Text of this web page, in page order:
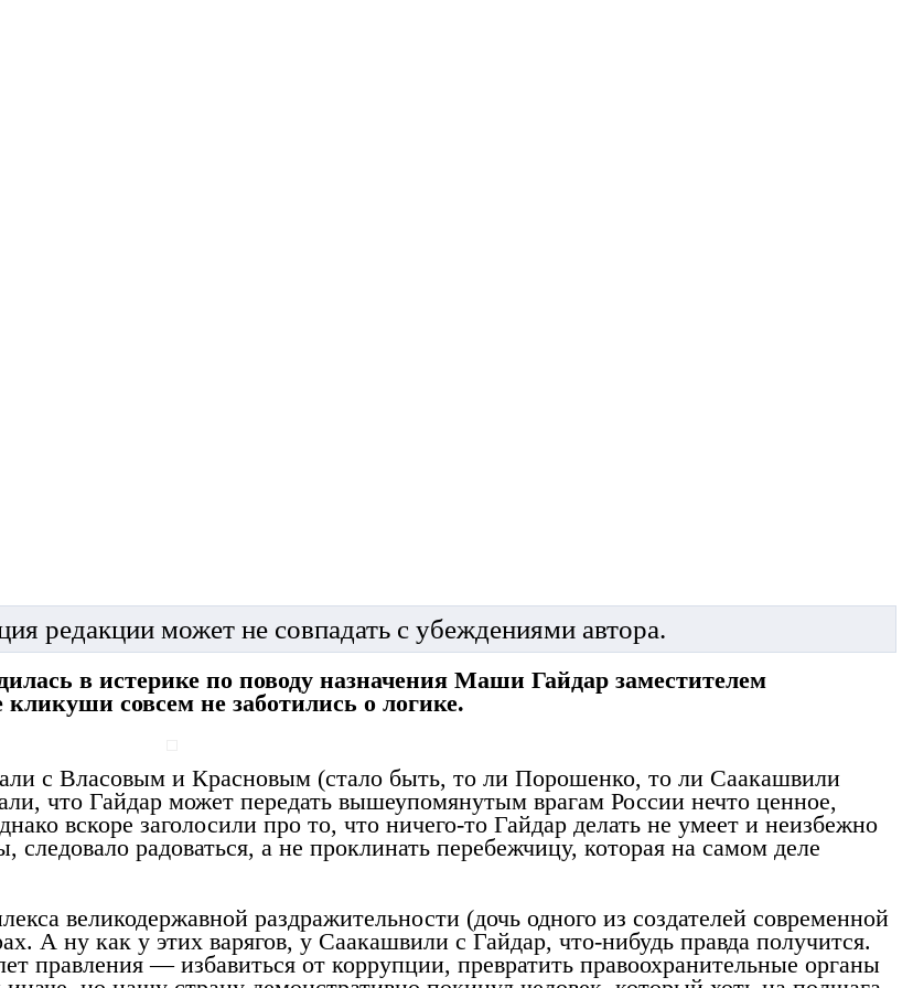
редакции может не совпадать с убеждениями автора.
в истерике по поводу назначения Маши Гайдар заместителем
совсем не заботились о логике.
с Власовым и Красновым (стало быть, то ли Порошенко, то ли Саакашвили
что Гайдар может передать вышеупомянутым врагам России нечто ценное,
вскоре заголосили про то, что ничего-то Гайдар делать не умеет и неизбежно
радоваться, а не проклинать перебежчицу, которая на самом деле
великодержавной раздражительности (дочь одного из создателей современной
А ну как у этих варягов, у Саакашвили с Гайдар, что-нибудь правда получится.
правления — избавиться от коррупции, превратить правоохранительные органы